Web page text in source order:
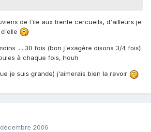
de l'ile aux trente cercueils, d'ailleurs je
.....30 fois (bon j'exagère disons 3/4 fois)
à chaque fois, houh
je suis grande) j'aimerais bien la revoir
2006